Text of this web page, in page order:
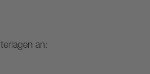
an: